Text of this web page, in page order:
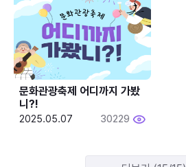
문화관광축제 어디까지 가봤
니?!
2025.05.07 30229